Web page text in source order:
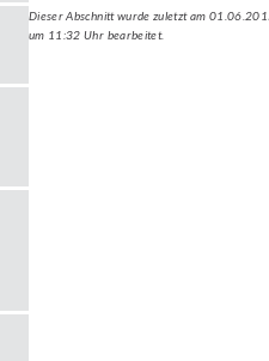
Dieser Abschnitt wurde zuletzt am
um 11:32 Uhr bearbeitet.